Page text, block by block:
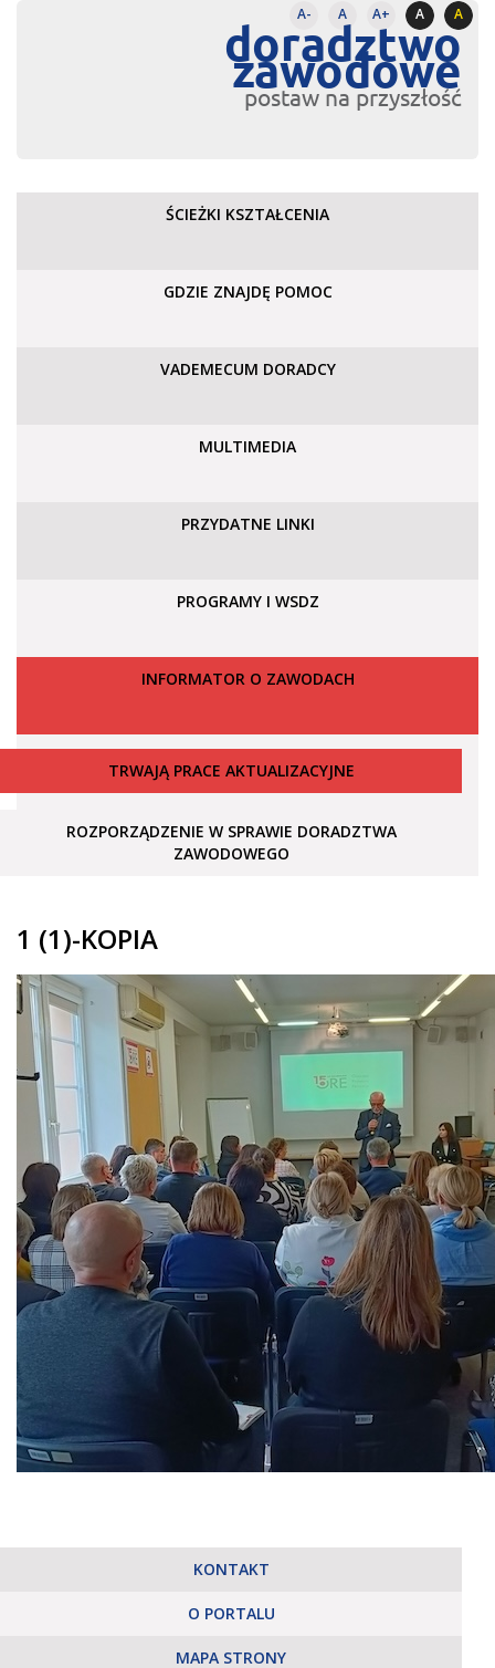
A- A A+ A A
doradztwo
zawodowe
postaw na przyszłość
ŚCIEŻKI KSZTAŁCENIA
GDZIE ZNAJDĘ POMOC
VADEMECUM DORADCY
MULTIMEDIA
PRZYDATNE LINKI
PROGRAMY I WSDZ
INFORMATOR O ZAWODACH
TRWAJĄ PRACE AKTUALIZACYJNE
ROZPORZĄDZENIE W SPRAWIE DORADZTWA
ZAWODOWEGO
1 (1)-KOPIA
KONTAKT
O PORTALU
MAPA STRONY